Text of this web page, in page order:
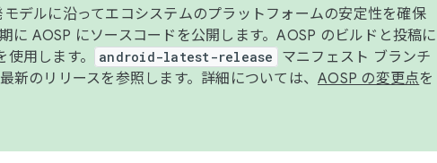
デルに沿ってエコシステムのプラットフォームの安定性を確保
に AOSP にソースコードを公開します。AOSP のビルドと投稿に
使用します。 android-latest-release
マニフェスト ブランチ
新のリリースを参照します。詳細については、 AOSP の変更点を